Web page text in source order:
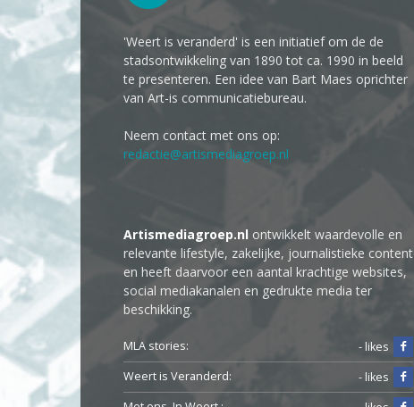
'Weert is veranderd' is een initiatief om de de
stadsontwikkeling van 1890 tot ca. 1990 in beeld
te presenteren. Een idee van Bart Maes oprichter
van Art-is communicatiebureau.
Neem contact met ons op:
redactie@artismediagroep.nl
Artismediagroep.nl ontwikkelt waardevolle en
relevante lifestyle, zakelijke, journalistieke content
en heeft daarvoor een aantal krachtige websites,
social mediakanalen en gedrukte media ter
beschikking.
MLA stories:
- likes
Weert is Veranderd:
- likes